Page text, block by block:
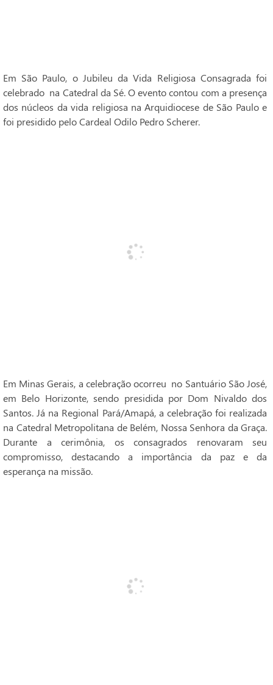
Em São Paulo, o Jubileu da Vida Religiosa Consagrada foi
celebrado na Catedral da Sé. O evento contou com a presença
dos núcleos da vida religiosa na Arquidiocese de São Paulo e
foi presidido pelo Cardeal Odilo Pedro Scherer.
Em Minas Gerais, a celebração ocorreu no Santuário São José,
em Belo Horizonte, sendo presidida por Dom Nivaldo dos
Santos. Já na Regional Pará/Amapá, a celebração foi realizada
na Catedral Metropolitana de Belém, Nossa Senhora da Graça.
Durante a cerimônia, os consagrados renovaram seu
compromisso, destacando a importância da paz e da
esperança na missão.